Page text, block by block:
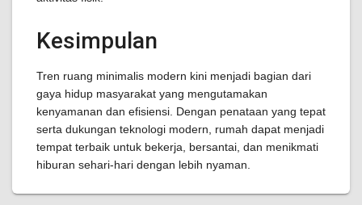
Kesimpulan
Tren ruang minimalis modern kini menjadi bagian dari
gaya hidup masyarakat yang mengutamakan
kenyamanan dan efisiensi. Dengan penataan yang tepat
serta dukungan teknologi modern, rumah dapat menjadi
tempat terbaik untuk bekerja, bersantai, dan menikmati
hiburan sehari-hari dengan lebih nyaman.